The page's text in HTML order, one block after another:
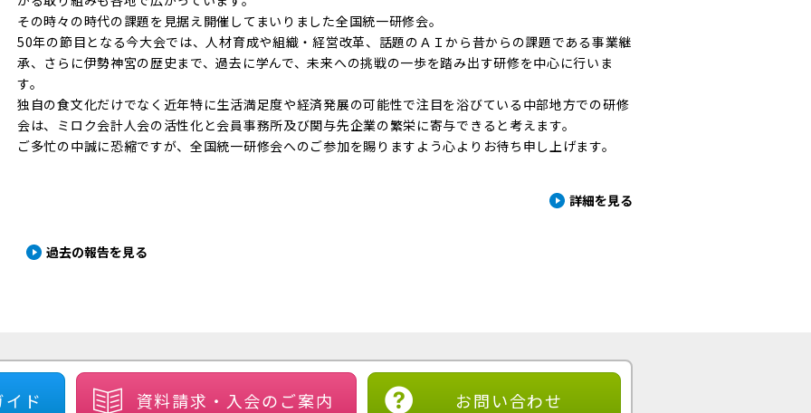
その時々の時代の課題を見据え開催してまいりました全国統一研修会。
50年の節目となる今大会では、人材育成や組織・経営改革、話題のＡＩから昔からの課題である事業継
承、さらに伊勢神宮の歴史まで、過去に学んで、未来への挑戦の一歩を踏み出す研修を中心に行いま
す。
独自の食文化だけでなく近年特に生活満足度や経済発展の可能性で注目を浴びている中部地方での研修
会は、ミロク会計人会の活性化と会員事務所及び関与先企業の繁栄に寄与できると考えます。
ご多忙の中誠に恐縮ですが、全国統一研修会へのご参加を賜りますよう心よりお待ち申し上げます。
詳細を見る
過去の報告を見る
ド 資料請求・ 入会のご案内 お問い合わせ